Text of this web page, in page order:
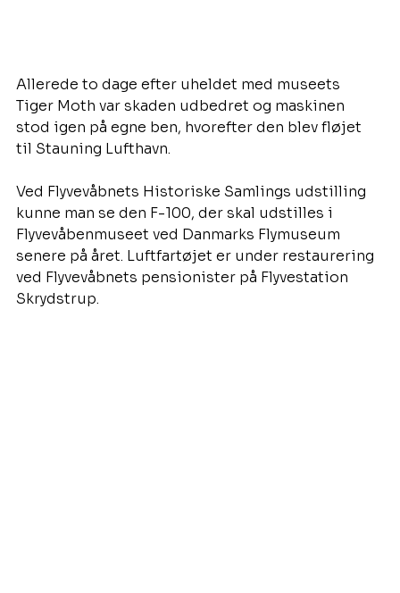
Allerede to dage efter uheldet med museets
Tiger Moth var skaden udbedret og maskinen
stod igen på egne ben, hvorefter den blev fløjet
til Stauning Lufthavn.
Ved Flyvevåbnets Historiske Samlings udstilling
kunne man se den F-100, der skal udstilles i
Flyvevåbenmuseet ved Danmarks Flymuseum
senere på året. Luftfartøjet er under restaurering
ved Flyvevåbnets pensionister på Flyvestation
Skrydstrup.